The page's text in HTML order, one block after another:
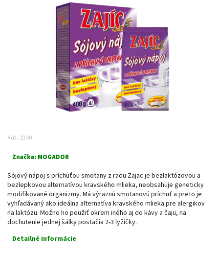
Kód: 2140
Značka: MOGADOR
Sójový nápoj s príchuťou smotany z radu Zajac je bezlaktózovou a
bezlepkovou alternatívou kravského mlieka, neobsahuje geneticky
modifikované organizmy. Má výraznú smotanovú príchuť a preto je
vyhľadávaný ako ideálna alternatíva kravského mlieka pre alergikov
na laktózu. Možno ho použiť okrem iného aj do kávy a čaju, na
dochutenie jednej šálky postačia 2-3 lyžičky.
Detailné informácie